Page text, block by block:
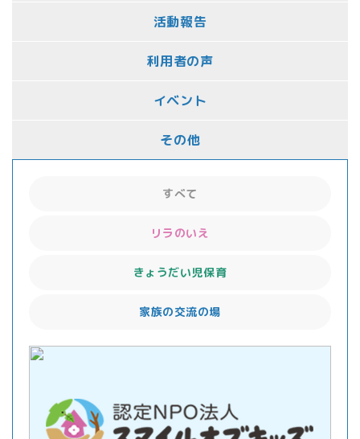
活動報告
利用者の声
イベント
その他
すべて
リラのいえ
きょうだい児保育
家族の交流の場